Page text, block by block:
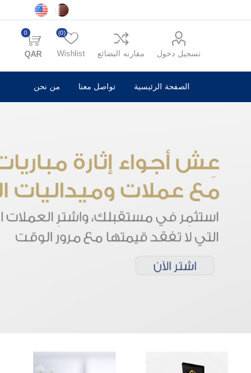
تسجيل دخول مقارنه البضائع Wishlist
(0)
0
QAR
الصفحة الرئيسية تواصل معنا من نحن